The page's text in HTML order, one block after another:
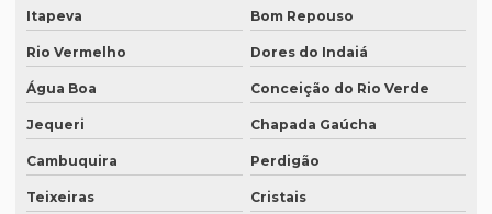
Onde fazer tradução em campinas
Onde fazer tradução em curitiba
Onde fazer tradução em fortaleza
Onde fazer tradução de inglês jurídico
Onde fazer tradução juramentada em brasília
Itapeva Bom Repouso
Rio Vermelho Dores do Indaiá
Água Boa Conceição do Rio Verde
Jequeri Chapada Gaúcha
Cambuquira Perdigão
Teixeiras Cristais